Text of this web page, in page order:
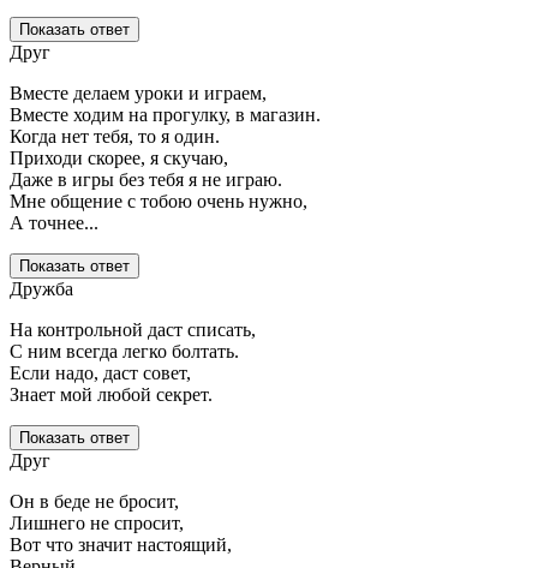
Показать ответ
Друг
Вместе делаем уроки и играем,
Вместе ходим на прогулку, в магазин.
Когда нет тебя, то я один.
Приходи скорее, я скучаю,
Даже в игры без тебя я не играю.
Мне общение с тобою очень нужно,
А точнее...
Показать ответ
Дружба
На контрольной даст списать,
С ним всегда легко болтать.
Если надо, даст совет,
Знает мой любой секрет.
Показать ответ
Друг
Он в беде не бросит,
Лишнего не спросит,
Вот что значит настоящий,